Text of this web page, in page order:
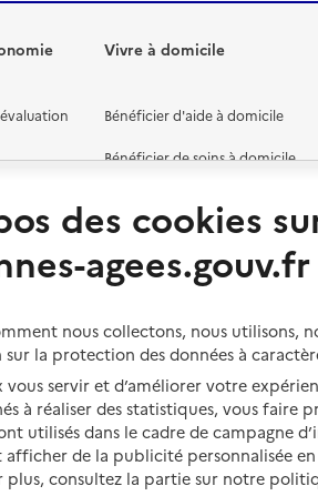
et sa
âge
Vivre à domicile
Bénéficier d'aide à domicile
Bénéficier de soins à domicile
Partager son logement
Vivre à domicile avec une
maladie ou un handicap
Être hospitalisé
Fin de vie à domicile
des cookies
agees.gouv.fr
nous collectons, nous utilisons,
la protection des données à
servir et d’améliorer votre
à réaliser des statistiques, vous
utilisés dans le cadre de campagne
afficher de la publicité personnalisée
plus, consultez la partie sur notre